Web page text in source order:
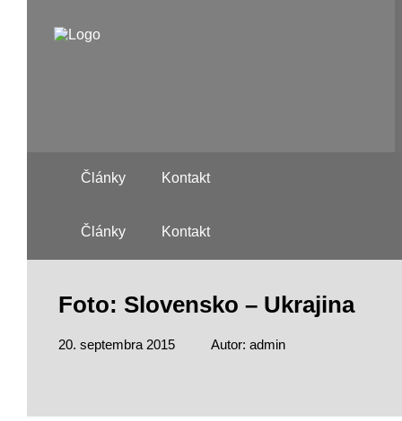
Články Kontakt
Články Kontakt
Foto: Slovensko – Ukrajina
20. septembra 2015 Autor: admin